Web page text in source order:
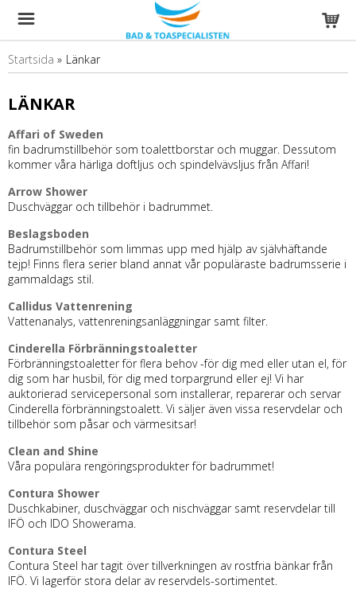
Startsida » Länkar
LÄNKAR
Affari of Sweden
fin badrumstillbehör som toalettborstar och muggar. Dessutom
kommer våra härliga doftljus och spindelvävsljus från Affari!
Arrow Shower
Duschväggar och tillbehör i badrummet.
Beslagsboden
Badrumstillbehör som limmas upp med hjälp av självhäftande
tejp! Finns flera serier bland annat vår populäraste badrumsserie i
gammaldags stil.
Callidus Vattenrening
Vattenanalys, vattenreningsanläggningar samt filter.
Cinderella Förbränningstoaletter
Förbränningstoaletter för flera behov -för dig med eller utan el, för
dig som har husbil, för dig med torpargrund eller ej! Vi har
auktorierad servicepersonal som installerar, reparerar och servar
Cinderella förbränningstoalett. Vi säljer även vissa reservdelar och
tillbehör som påsar och värmesitsar!
Clean and Shine
Våra populära rengöringsprodukter för badrummet!
Contura Shower
Duschkabiner, duschväggar och nischväggar samt reservdelar till
IFÖ och IDO Showerama.
Contura Steel
Contura Steel har tagit över tillverkningen av rostfria bänkar från
IFÖ. Vi lagerför stora delar av reservdels-sortimentet.